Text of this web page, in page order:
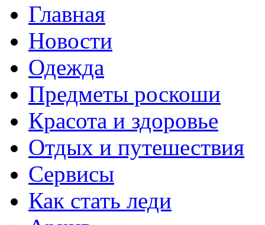
Главная
Новости
Одежда
Предметы роскоши
Красота и здоровье
Отдых и путешествия
Сервисы
Как стать леди